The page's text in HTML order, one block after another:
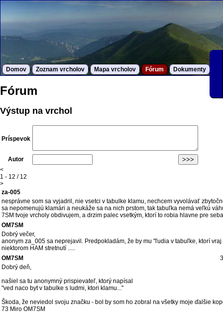
Domov Zoznam vrcholov Mapa vrcholov Fórum Dokumenty
Fórum
Výstup na vrchol
Príspevok
Autor
<
1 - 12 / 12
>
za-005
nesprávne som sa vyjadril, nie vsetci v tabulke klamu, nechcem vyvolávať
sa nepomenujú klamári a neukáže sa na nich prstom, tak tabuľka nemá veľkú
7SM tvoje vrcholy obdivujem, a drzim palec vsetkým, ktorí to robia hlavne pre
OM7SM
Dobrý večer,
anonym za_005 sa neprejavil. Predpokladám, že by mu "ľudia v tabuľke, ktorí
niektorom HAM stretnutí .....
OM7SM
Dobrý deň,
našiel sa tu anonymný prispievateľ, ktorý napísal
"ved naco byt v tabulke s ludmi, ktori klamu..."
Škoda, že neviedol svoju značku - bol by som ho zobral na všetky moje ďalšie
73 Miro OM7SM